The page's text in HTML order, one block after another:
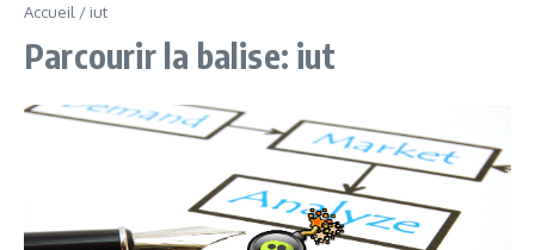
Accueil / iut
Parcourir la balise: iut